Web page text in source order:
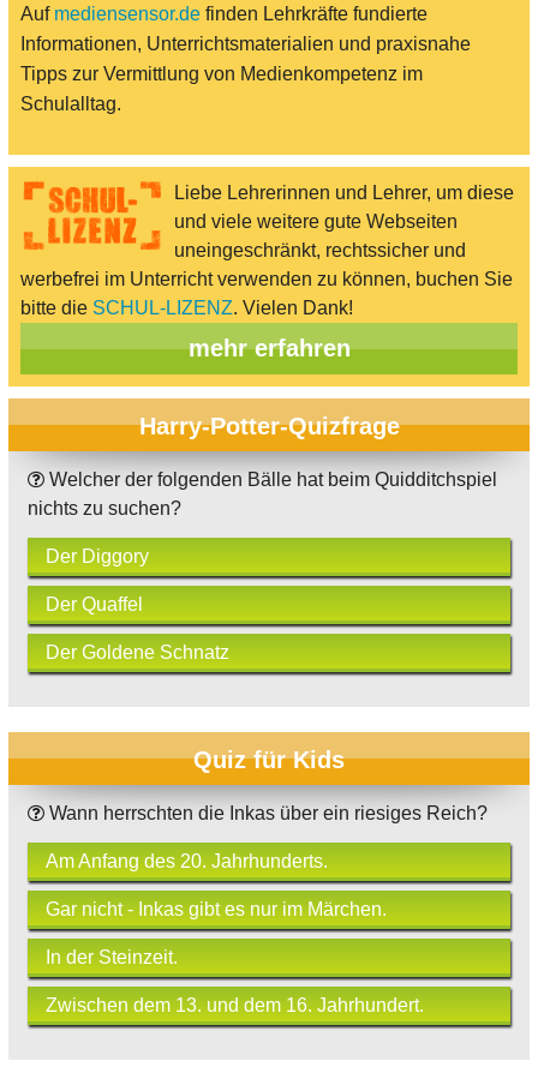
Auf mediensensor.de finden Lehrkräfte fundierte
Informationen, Unterrichtsmaterialien und praxisnahe
Tipps zur Vermittlung von Medienkompetenz im
Schulalltag.
Liebe Lehrerinnen und Lehrer, um diese
und viele weitere gute Webseiten
uneingeschränkt, rechtssicher und
werbefrei im Unterricht verwenden zu können, buchen Sie
bitte die SCHUL-LIZENZ. Vielen Dank!
mehr erfahren
Harry-Potter-Quizfrage
Welcher der folgenden Bälle hat beim Quidditchspiel
nichts zu suchen?
Der Diggory
Der Quaffel
Der Goldene Schnatz
Quiz für Kids
Wann herrschten die Inkas über ein riesiges Reich?
Am Anfang des 20. Jahrhunderts.
Gar nicht - Inkas gibt es nur im Märchen.
In der Steinzeit.
Zwischen dem 13. und dem 16. Jahrhundert.